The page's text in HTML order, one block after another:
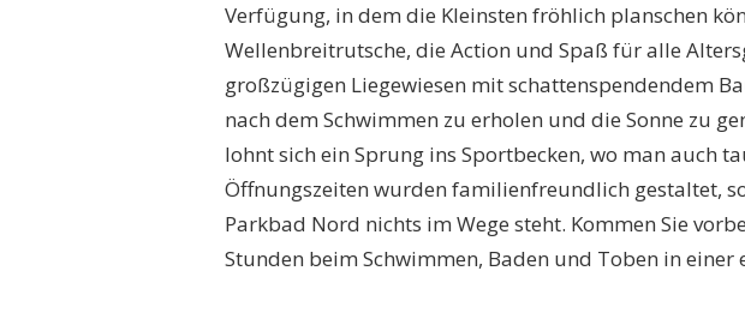
Verfügung, in dem die Kleinsten fröhlich planschen
Wellenbreitrutsche, die Action und Spaß für alle
großzügigen Liegewiesen mit schattenspendendem
nach dem Schwimmen zu erholen und die Sonne zu
lohnt sich ein Sprung ins Sportbecken, wo man auch
Öffnungszeiten wurden familienfreundlich gestaltet,
Parkbad Nord nichts im Wege steht. Kommen Sie
Stunden beim Schwimmen, Baden und Toben in